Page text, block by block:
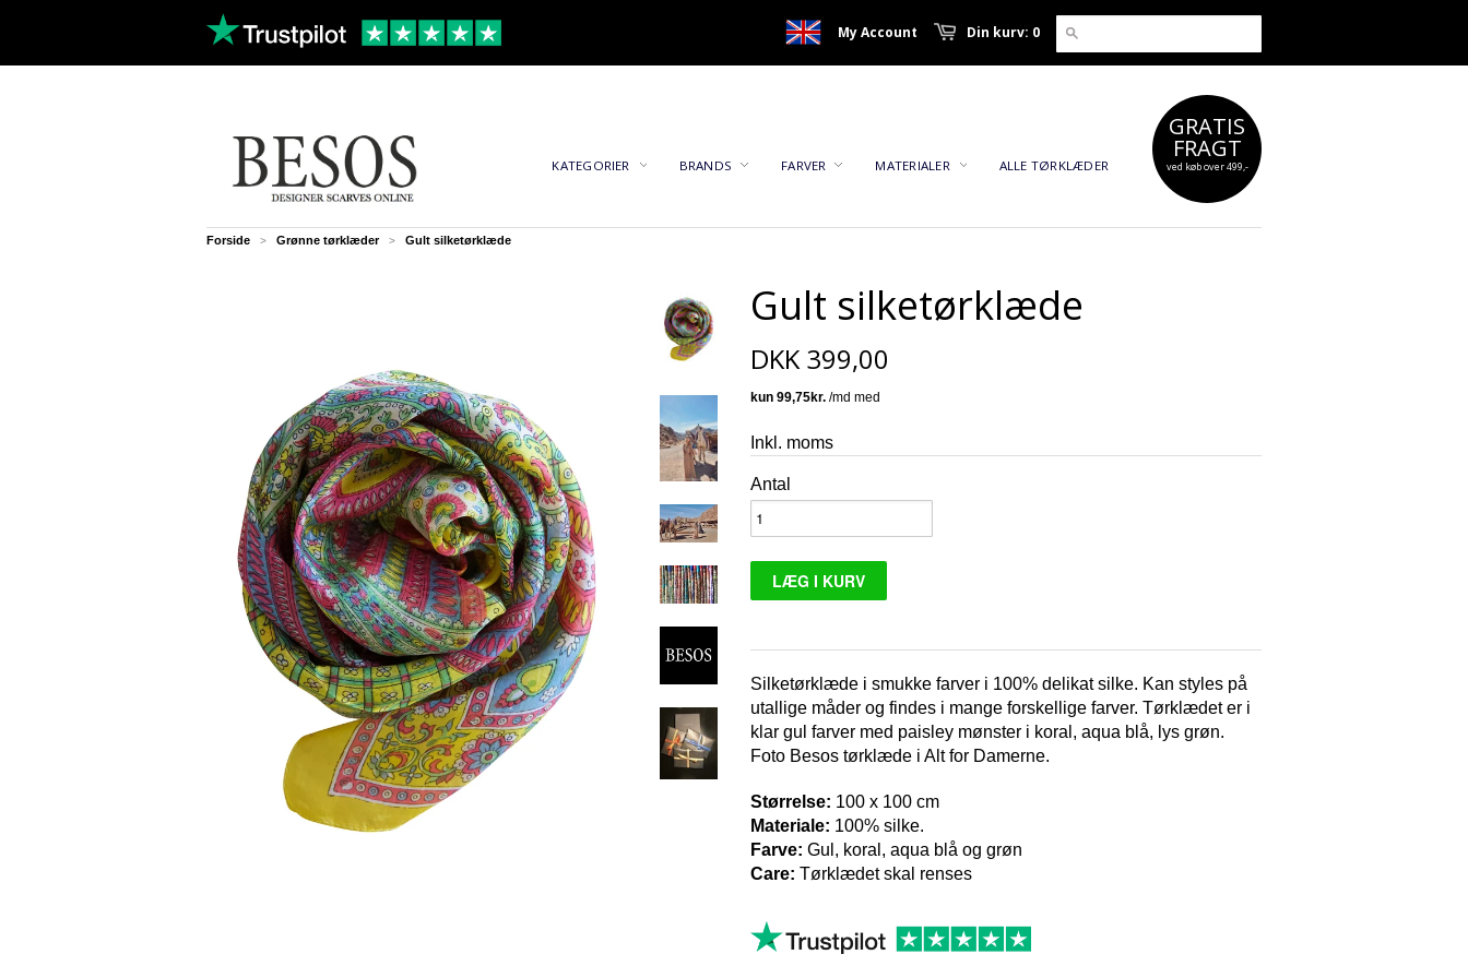
Din kurv: 0
My Account
KATEGORIER BRANDS FARVER MATERIALER ALLE TØRKLÆDER
GRATIS
FRAGT
ved køb over 499,-
Forside > Grønne tørklæder > Gult silketørklæde
Gult silketørklæde
DKK 399,00
Inkl. moms
Antal
Silketørklæde i smukke farver i 100% delikat silke. Kan styles på
utallige måder og findes i mange forskellige farver. Tørklædet er i
klar gul farver med paisley mønster i koral, aqua blå, lys grøn.
Foto Besos tørklæde i Alt for Damerne.
Størrelse: 100 x 100 cm
Materiale: 100% silke.
Farve: Gul, koral, aqua blå og grøn
Care: Tørklædet skal renses